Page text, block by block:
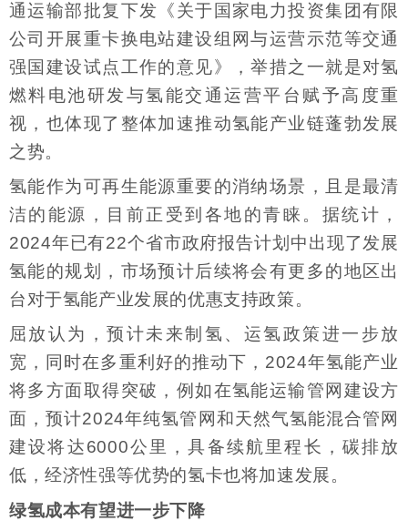
通运输部批复下发《关于国家电力投资集团有限
公司开展重卡换电站建设组网与运营示范等交通
强国建设试点工作的意见》，举措之一就是对氢
燃料电池研发与氢能交通运营平台赋予高度重
视，也体现了整体加速推动氢能产业链蓬勃发展
之势。
氢能作为可再生能源重要的消纳场景，且是最清
洁的能源，目前正受到各地的青睐。据统计，
2024年已有22个省市政府报告计划中出现了发展
氢能的规划，市场预计后续将会有更多的地区出
台对于氢能产业发展的优惠支持政策。
屈放认为，预计未来制氢、运氢政策进一步放
宽，同时在多重利好的推动下，2024年氢能产业
将多方面取得突破，例如在氢能运输管网建设方
面，预计2024年纯氢管网和天然气氢能混合管网
建设将达6000公里，具备续航里程长，碳排放
低，经济性强等优势的氢卡也将加速发展。
绿氢成本有望进一步下降